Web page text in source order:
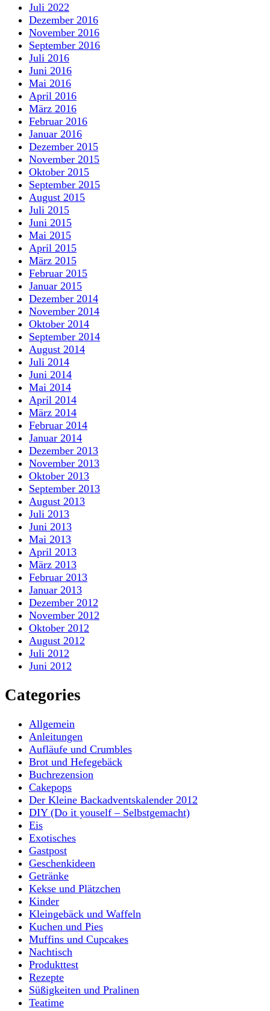
Juli 2022
Dezember 2016
November 2016
September 2016
Juli 2016
Juni 2016
Mai 2016
April 2016
März 2016
Februar 2016
Januar 2016
Dezember 2015
November 2015
Oktober 2015
September 2015
August 2015
Juli 2015
Juni 2015
Mai 2015
April 2015
März 2015
Februar 2015
Januar 2015
Dezember 2014
November 2014
Oktober 2014
September 2014
August 2014
Juli 2014
Juni 2014
Mai 2014
April 2014
März 2014
Februar 2014
Januar 2014
Dezember 2013
November 2013
Oktober 2013
September 2013
August 2013
Juli 2013
Juni 2013
Mai 2013
April 2013
März 2013
Februar 2013
Januar 2013
Dezember 2012
November 2012
Oktober 2012
August 2012
Juli 2012
Juni 2012
Categories
Allgemein
Anleitungen
Aufläufe und Crumbles
Brot und Hefegebäck
Buchrezension
Cakepops
Der Kleine Backadventskalender 2012
DIY (Do it youself – Selbstgemacht)
Eis
Exotisches
Gastpost
Geschenkideen
Getränke
Kekse und Plätzchen
Kinder
Kleingebäck und Waffeln
Kuchen und Pies
Muffins und Cupcakes
Nachtisch
Produkttest
Rezepte
Süßigkeiten und Pralinen
Teatime